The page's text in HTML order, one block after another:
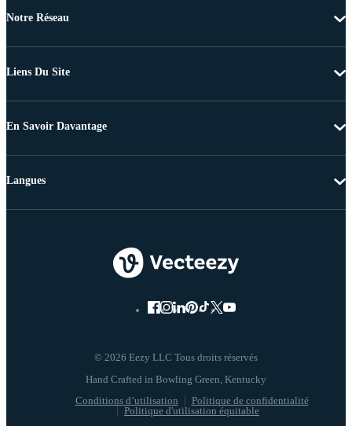
Notre Réseau
Liens Du Site
En Savoir Davantage
© 2026 Eezy LLC Tous droits réservés
Conditions d’utilisation
Politique de confidentialité
Politique d'utilisation équitable
Langues